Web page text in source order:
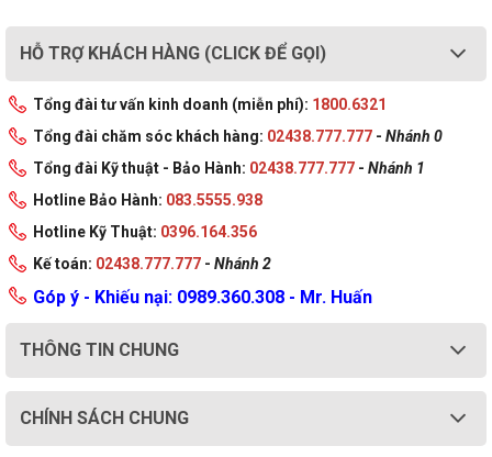
HỖ TRỢ KHÁCH HÀNG (CLICK ĐỂ GỌI)
Tổng đài tư vấn kinh doanh (miễn phí): 1800.6321
Tổng đài chăm sóc khách hàng: 02438.777.777 - Nhánh 0
Tổng đài Kỹ thuật - Bảo Hành: 02438.777.777 - Nhánh 1
Hotline Bảo Hành: 083.5555.938
Hotline Kỹ Thuật: 0396.164.356
Kế toán: 02438.777.777 - Nhánh 2
Góp ý - Khiếu nại: 0989.360.308 - Mr. Huấn
THÔNG TIN CHUNG
CHÍNH SÁCH CHUNG